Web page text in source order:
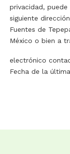
privacidad,
siguiente
Fuentes de
México o bien a
electrónico
Fecha de la